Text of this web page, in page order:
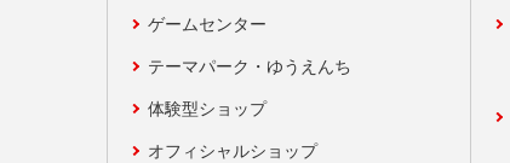
ゲームセンター
テーマパーク・ゆうえんち
体験型ショップ
オフィシャルショップ